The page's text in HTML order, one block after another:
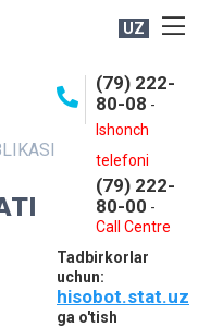
UZ
(79) 222-
80-08 -
Ishonch
telefoni
(79) 222-
80-00 -
Call Centre
Tadbirkorlar
uchun:
hisobot.stat.uz
ga o'tish